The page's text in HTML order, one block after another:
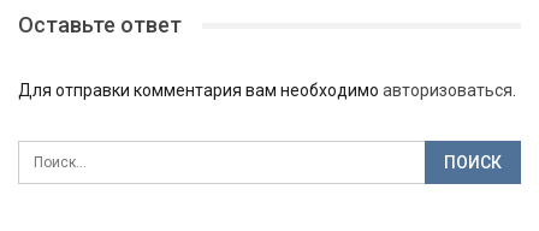
Оставьте ответ
Для отправки комментария вам необходимо авторизоваться